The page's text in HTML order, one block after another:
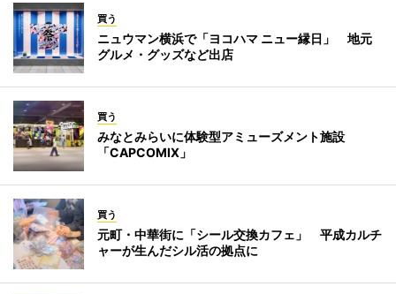
買う
ニュウマン横浜で「ヨコハマ ニュー縁日」 地元
グルメ・グッズなど出店
買う
みなとみらいに体験型アミューズメント施設
「CAPCOMIX」
買う
元町・中華街に「シール交換カフェ」 平成カルチ
ャーが生んだシル活の拠点に